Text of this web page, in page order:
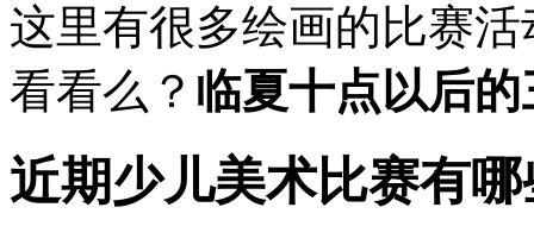
这里有很多绘画的比赛
看看么？ 临夏十点以后
近期少儿美术比赛有